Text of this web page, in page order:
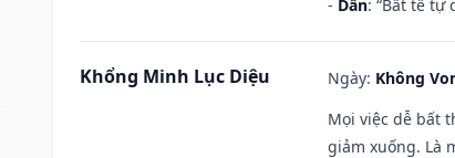
- Dần: “Bất tế
Khổng Minh Lục Diệu Ngày: Không
Mọi việc dễ bất
giảm xuống. Là